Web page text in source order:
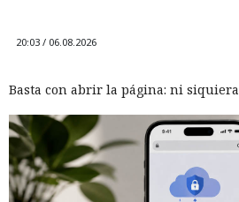
20:03 / 06.08.2026
Basta con abrir la página: ni